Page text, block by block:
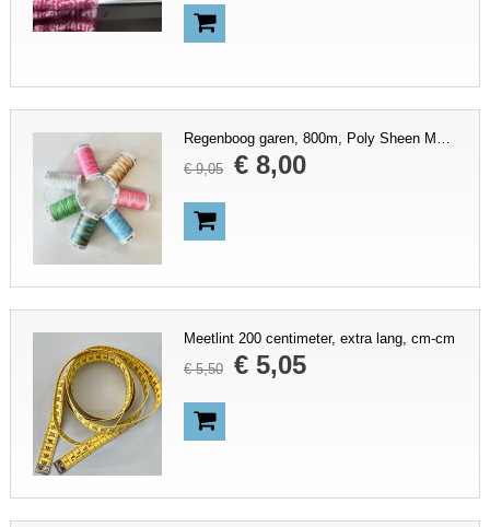
Regenboog garen, 800m, Poly Sheen Mettler, kies kleur
€ 9,05 € 8,00
Meetlint 200 centimeter, extra lang, cm-cm
€ 5,50 € 5,05